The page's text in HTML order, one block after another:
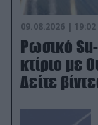
09.08.2026 | 19:02
Ρωσικό
κτίριο με
Δείτε